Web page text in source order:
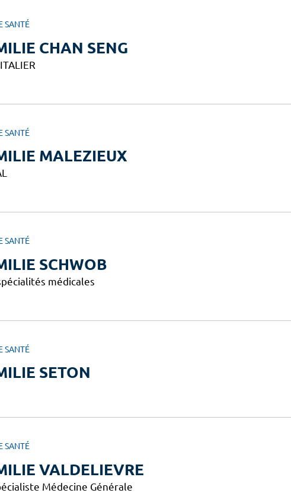
SANTÉ
CHAN SENG
SANTÉ
MALEZIEUX
SANTÉ
SCHWOB
médicales
SANTÉ
SETON
SANTÉ
VALDELIEVRE
Médecine Générale